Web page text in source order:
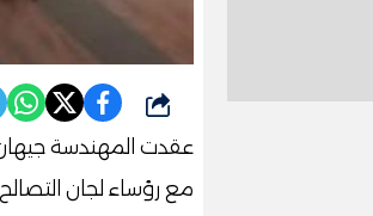
شارك
عقدت المهندسة جيهان
مع رؤساء لجان